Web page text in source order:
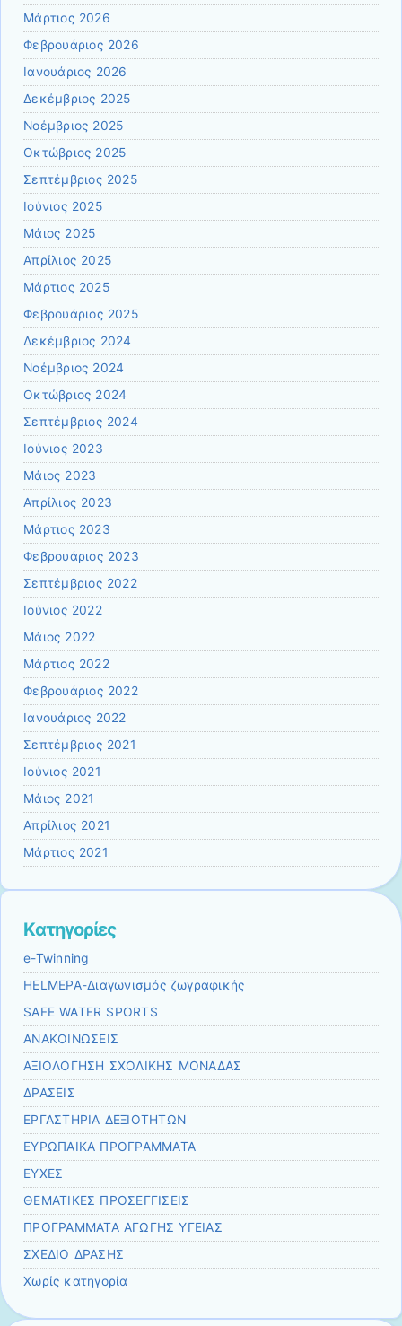
Μάρτιος 2026
Φεβρουάριος 2026
Ιανουάριος 2026
Δεκέμβριος 2025
Νοέμβριος 2025
Οκτώβριος 2025
Σεπτέμβριος 2025
Ιούνιος 2025
Μάιος 2025
Απρίλιος 2025
Μάρτιος 2025
Φεβρουάριος 2025
Δεκέμβριος 2024
Νοέμβριος 2024
Οκτώβριος 2024
Σεπτέμβριος 2024
Ιούνιος 2023
Μάιος 2023
Απρίλιος 2023
Μάρτιος 2023
Φεβρουάριος 2023
Σεπτέμβριος 2022
Ιούνιος 2022
Μάιος 2022
Μάρτιος 2022
Φεβρουάριος 2022
Ιανουάριος 2022
Σεπτέμβριος 2021
Ιούνιος 2021
Μάιος 2021
Απρίλιος 2021
Μάρτιος 2021
Kατηγορίες
e-Twinning
HELMEPA-Διαγωνισμός ζωγραφικής
SAFE WATER SPORTS
ΑΝΑΚΟΙΝΩΣΕΙΣ
ΑΞΙΟΛΟΓΗΣΗ ΣΧΟΛΙΚΗΣ ΜΟΝΑΔΑΣ
ΔΡΑΣΕΙΣ
ΕΡΓΑΣΤΗΡΙΑ ΔΕΞΙΟΤΗΤΩΝ
ΕΥΡΩΠΑΙΚΑ ΠΡΟΓΡΑΜΜΑΤΑ
ΕΥΧΕΣ
ΘΕΜΑΤΙΚΕΣ ΠΡΟΣΕΓΓΙΣΕΙΣ
ΠΡΟΓΡΑΜΜΑΤΑ ΑΓΩΓΗΣ ΥΓΕΙΑΣ
ΣΧΕΔΙΟ ΔΡΑΣΗΣ
Χωρίς κατηγορία